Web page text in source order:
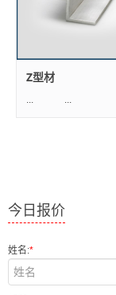
Z型材
... ...
今日报价
姓名:*